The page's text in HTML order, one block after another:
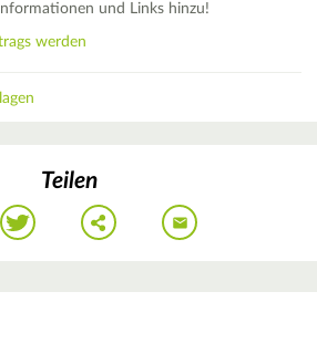
und Links hinzu!
werden
Teilen